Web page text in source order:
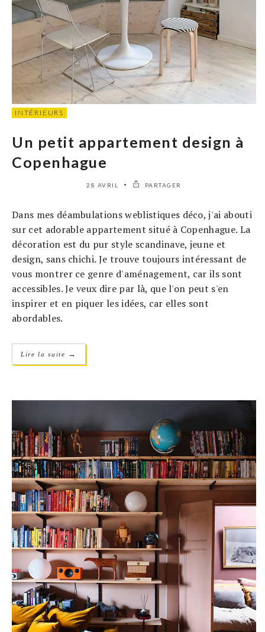
INTÉRIEURS
Un petit appartement design à
Copenhague
28 AVRIL PARTAGER
Dans mes déambulations weblistiques déco, j'ai abouti
sur cet adorable appartement situé à Copenhague. La
décoration est du pur style scandinave, jeune et
design, sans chichi. Je trouve toujours intéressant de
vous montrer ce genre d'aménagement, car ils sont
accessibles. Je veux dire par là, que l'on peut s'en
inspirer et en piquer les idées, car elles sont
abordables.
Lire la suite →